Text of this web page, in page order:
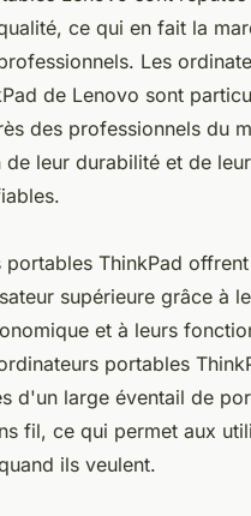
ce qui en fait la
Les
de Lenovo sont
des professionnels du
de leur durabilité et de
portables ThinkPad
supérieure grâce à
et à leurs
portables
d'un large éventail de
fil, ce qui permet aux
ils veulent.